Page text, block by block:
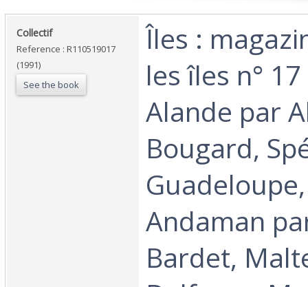
‎Collectif‎
Reference : R110519017
(1991)
See the book
‎Îles :
les îles n°
Alande par
Bougard,
Andaman
Bardet,